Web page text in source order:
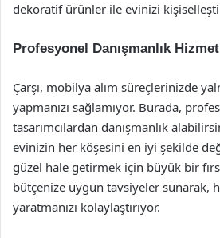
dekoratif ürünler ile evinizi
Profesyonel Danışmanlık
Çarşı, mobilya alım süreçlerinizde
yapmanızı sağlamıyor. Burada,
tasarımcılardan danışmanlık
evinizin her köşesini en iyi şekilde
güzel hale getirmek için büyük bir
bütçenize uygun tavsiyeler sunarak,
yaratmanızı kolaylaştırıyor.